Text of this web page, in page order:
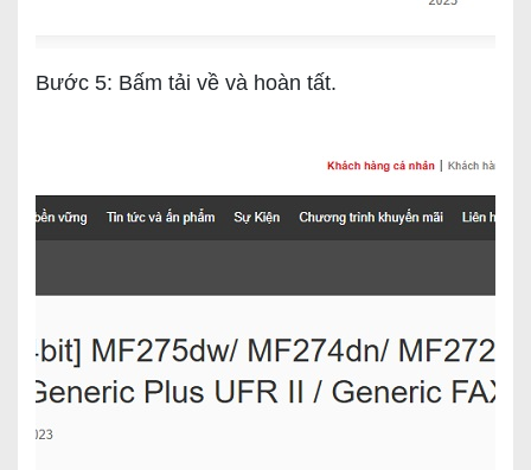
Bước 5: Bấm tải về và hoàn tất.